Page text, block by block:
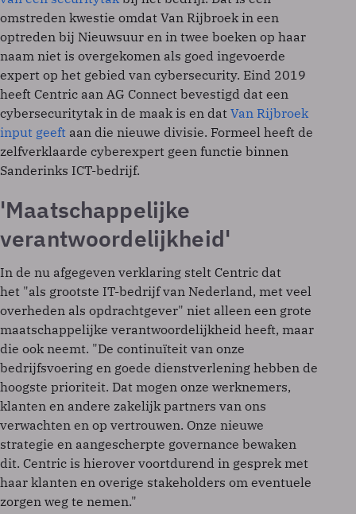
omstreden kwestie omdat Van Rijbroek in een
optreden bij Nieuwsuur en in twee boeken op haar
naam niet is overgekomen als goed ingevoerde
expert op het gebied van cybersecurity. Eind 2019
heeft Centric aan AG Connect bevestigd dat een
cybersecuritytak in de maak is en dat Van Rijbroek
input geeft aan die nieuwe divisie. Formeel heeft de
zelfverklaarde cyberexpert geen functie binnen
Sanderinks ICT-bedrijf.
'Maatschappelijke
verantwoordelijkheid'
In de nu afgegeven verklaring stelt Centric dat
het "als grootste IT-bedrijf van Nederland, met veel
overheden als opdrachtgever" niet alleen een grote
maatschappelijke verantwoordelijkheid heeft, maar
die ook neemt. "De continuïteit van onze
bedrijfsvoering en goede dienstverlening hebben de
hoogste prioriteit. Dat mogen onze werknemers,
klanten en andere zakelijk partners van ons
verwachten en op vertrouwen. Onze nieuwe
strategie en aangescherpte governance bewaken
dit. Centric is hierover voortdurend in gesprek met
haar klanten en overige stakeholders om eventuele
zorgen weg te nemen."